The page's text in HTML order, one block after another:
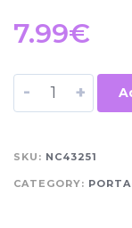
7.99€
- +
SKU: NC43251
CATEGORY: